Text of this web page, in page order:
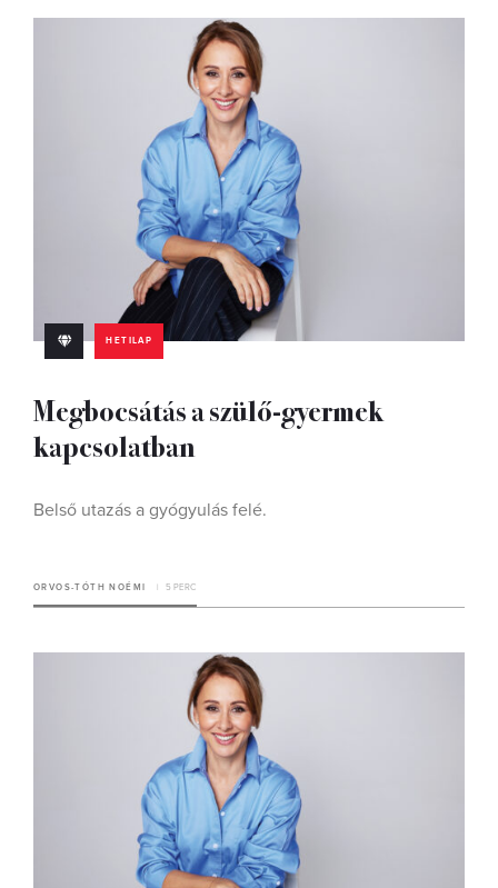
HETILAP
Megbocsátás a szülő-gyermek
kapcsolatban
Belső utazás a gyógyulás felé.
ORVOS-TÓTH NOÉMI 5 PERC